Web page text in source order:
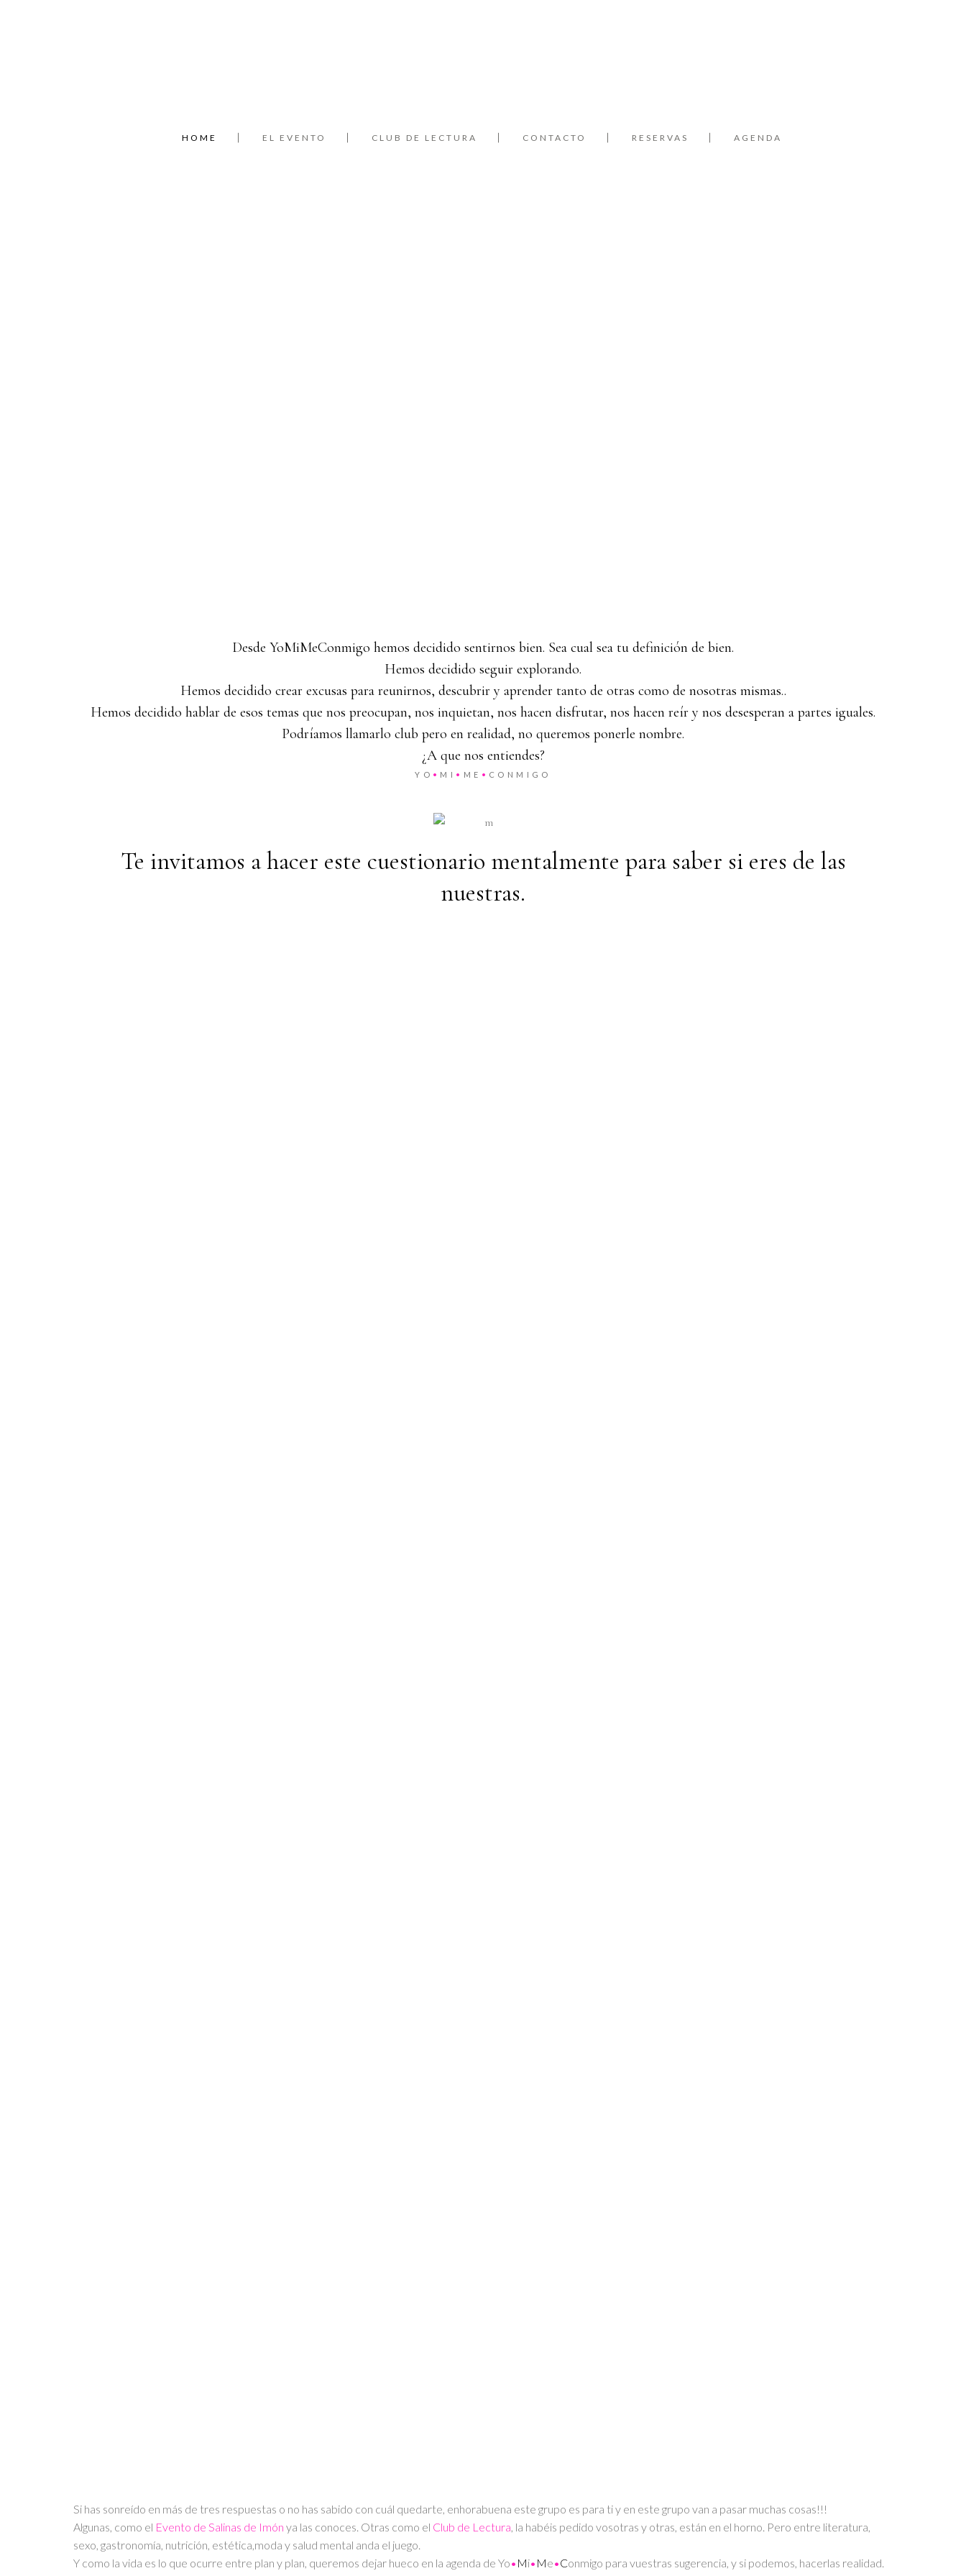
HOME EL EVENTO CLUB DE LECTURA CONTACTO RESERVAS AGENDA
Desde YoMiMeConmigo hemos decidido sentirnos bien. Sea cual sea tu definición de bien.
Hemos decidido seguir explorando.
Hemos decidido crear excusas para reunirnos, descubrir y aprender tanto de otras como de nosotras mismas..
Hemos decidido hablar de esos temas que nos preocupan, nos inquietan, nos hacen disfrutar, nos hacen reír y nos desesperan a partes iguales.
Podríamos llamarlo club pero en realidad, no queremos ponerle nombre.
¿A que nos entiendes?
YO • MI • ME • CONMIGO
Te invitamos a hacer este cuestionario mentalmente para saber si eres de las
nuestras.
Si has sonreído en más de tres respuestas o no has sabido con cuál quedarte, enhorabuena este grupo es para ti y en este grupo van a pasar muchas cosas!!!
Algunas, como el Evento de Salinas de Imón ya las conoces. Otras como el Club de Lectura , la habéis pedido vosotras y otras, están en el horno. Pero entre literatura,
sexo, gastronomía, nutrición, estética,moda y salud mental anda el juego.
Y como la vida es lo que ocurre entre plan y plan, queremos dejar hueco en la agenda de Yo• Mi• Me•Conmigo para vuestras sugerencia, y si podemos, hacerlas realidad.